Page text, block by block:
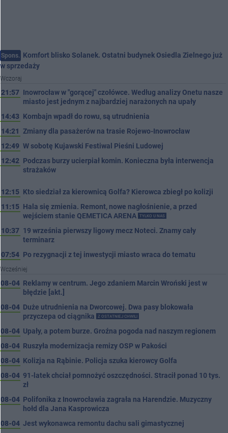
Spons. Komfort blisko Solanek. Ostatni budynek Osiedla Zielnego już
w sprzedaży
Wczoraj
21:57 Inowrocław w "gorącej" czołówce. Według analizy Onetu nasze
miasto jest jednym z najbardziej narażonych na upały
14:43 Kombajn wpadł do rowu, są utrudnienia
14:21 Zmiany dla pasażerów na trasie Rojewo-Inowrocław
12:49 W sobotę Kujawski Festiwal Pieśni Ludowej
12:42 Podczas burzy ucierpiał komin. Konieczna była interwencja
strażaków
12:15 Kto siedział za kierownicą Golfa? Kierowca zbiegł po kolizji
11:15 Hala się zmienia. Remont, nowe nagłośnienie, a przed
wejściem stanie QEMETICA ARENA
TYLKO U NAS
10:37 19 września pierwszy ligowy mecz Noteci. Znamy cały
terminarz
07:54 Po rezygnacji z tej inwestycji miasto wraca do tematu
Wcześniej
08-04 Reklamy w centrum. Jego zdaniem Marcin Wroński jest w
błędzie [akt.]
08-04 Duże utrudnienia na Dworcowej. Dwa pasy blokowała
przyczepa od ciągnika
Z OSTATNIEJ CHWILI
08-04 Upały, a potem burze. Groźna pogoda nad naszym regionem
08-04 Ruszyła modernizacja remizy OSP w Pakości
08-04 Kolizja na Rąbinie. Policja szuka kierowcy Golfa
08-04 91-latek chciał pomnożyć oszczędności. Stracił ponad 10 tys.
zł
08-04 Polifonika z Inowrocławia zagrała na Harendzie. Muzyczny
hołd dla Jana Kasprowicza
08-04 Jest wykonawca remontu dachu sali gimastycznej